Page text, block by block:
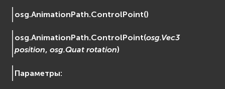
EVosgUtil
osg
osgAnimation
osgDB
osg.AnimationPath.ControlPoint()
osg.AnimationPath.ControlPoint(osg.Vec3
position,osg.Quat rotation)
Параметры: